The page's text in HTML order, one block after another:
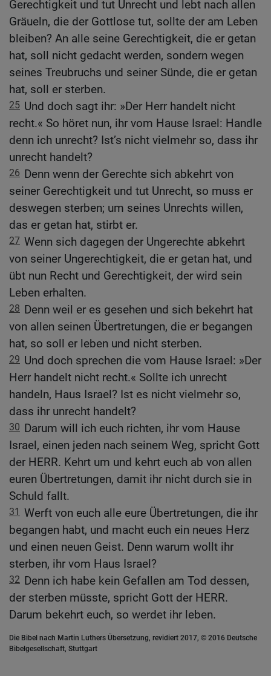
Gerechtigkeit und tut Unrecht und lebt nach allen
Gräueln, die der Gottlose tut, sollte der am Leben
bleiben? An alle seine Gerechtigkeit, die er getan
hat, soll nicht gedacht werden, sondern wegen
seines Treubruchs und seiner Sünde, die er getan
hat, soll er sterben.
25 Und doch sagt ihr: »Der Herr handelt nicht
recht.« So höret nun, ihr vom Hause Israel: Handle
denn ich unrecht? Ist’s nicht vielmehr so, dass ihr
unrecht handelt?
26 Denn wenn der Gerechte sich abkehrt von
seiner Gerechtigkeit und tut Unrecht, so muss er
deswegen sterben; um seines Unrechts willen,
das er getan hat, stirbt er.
27 Wenn sich dagegen der Ungerechte abkehrt
von seiner Ungerechtigkeit, die er getan hat, und
übt nun Recht und Gerechtigkeit, der wird sein
Leben erhalten.
28 Denn weil er es gesehen und sich bekehrt hat
von allen seinen Übertretungen, die er begangen
hat, so soll er leben und nicht sterben.
29 Und doch sprechen die vom Hause Israel: »Der
Herr handelt nicht recht.« Sollte ich unrecht
handeln, Haus Israel? Ist es nicht vielmehr so,
dass ihr unrecht handelt?
30 Darum will ich euch richten, ihr vom Hause
Israel, einen jeden nach seinem Weg, spricht Gott
der HERR. Kehrt um und kehrt euch ab von allen
euren Übertretungen, damit ihr nicht durch sie in
Schuld fallt.
31 Werft von euch alle eure Übertretungen, die ihr
begangen habt, und macht euch ein neues Herz
und einen neuen Geist. Denn warum wollt ihr
sterben, ihr vom Haus Israel?
32 Denn ich habe kein Gefallen am Tod dessen,
der sterben müsste, spricht Gott der HERR.
Darum bekehrt euch, so werdet ihr leben.
Die Bibel nach Martin Luthers Übersetzung, revidiert 2017, © 2016 Deutsche
Bibelgesellschaft, Stuttgart